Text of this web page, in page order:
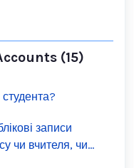
(15)
записи
чи вчителя, чи